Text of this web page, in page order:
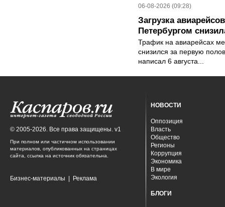
06-08-2026 (09:28)
Загрузка
Петербургом
Трафик на авиарейсах
снизился за первую
написал 6 августа...
© 2005-2026. Все права защищены. v1
При полном или частичном использовании
материалов, опубликованных на страницах
сайта, ссылка на источник обязательна.
Бизнес-материалы Реклама
НОВОСТИ
Оппозиция
Власть
Общество
Регионы
Коррупция
Экономика
В мире
Экология
БЛОГИ